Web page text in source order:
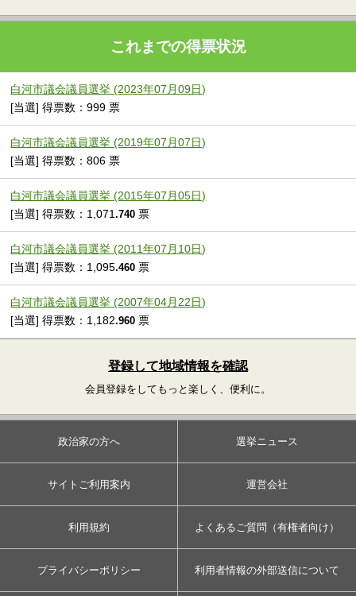
これまでの得票状況
白河市議会議員選挙 (2023年07月09日)
[当選] 得票数：999 票
白河市議会議員選挙 (2019年07月07日)
[当選] 得票数：806 票
白河市議会議員選挙 (2015年07月05日)
[当選] 得票数：1,071.740 票
白河市議会議員選挙 (2011年07月10日)
[当選] 得票数：1,095.460 票
白河市議会議員選挙 (2007年04月22日)
[当選] 得票数：1,182.960 票
登録して地域情報を確認
会員登録をしてもっと楽しく、便利に。
政治家の方へ 選挙ニュース
サイトご利用案内 運営会社
利用規約 よくあるご質問（有権者向け）
プライバシーポリシー 利用者情報の外部送信について